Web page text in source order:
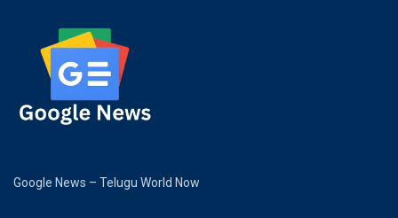
Google News – Telugu World Now